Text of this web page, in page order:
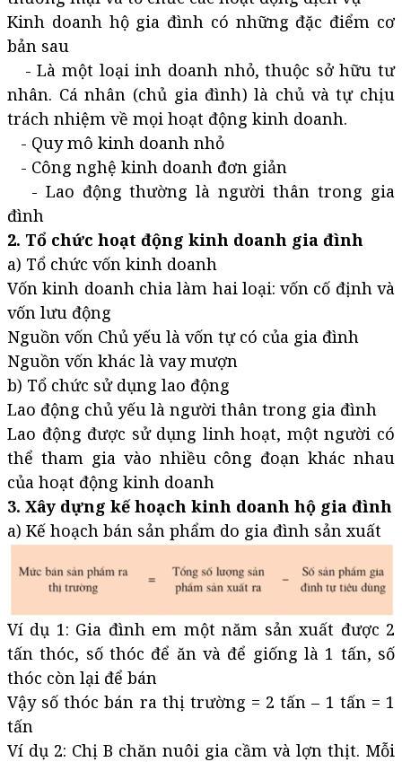
Kinh doanh hộ gia đình có những đặc điểm cơ
bản sau
- Là một loại inh doanh nhỏ, thuộc sở hữu tư
nhân. Cá nhân (chủ gia đình) là chủ và tự chịu
trách nhiệm về mọi hoạt động kinh doanh.
- Quy mô kinh doanh nhỏ
- Công nghệ kinh doanh đơn giản
- Lao động thường là người thân trong gia
đình
2. Tổ chức hoạt động kinh doanh gia đình
a) Tổ chức vốn kinh doanh
Vốn kinh doanh chia làm hai loại: vốn cố định và
vốn lưu động
Nguồn vốn Chủ yếu là vốn tự có của gia đình
Nguồn vốn khác là vay mượn
b) Tổ chức sử dụng lao động
Lao động chủ yếu là người thân trong gia đình
Lao động được sử dụng linh hoạt, một người có
thể tham gia vào nhiều công đoạn khác nhau
của hoạt động kinh doanh
3. Xây dựng kế hoạch kinh doanh hộ gia đình
a) Kế hoạch bán sản phẩm do gia đình sản xuất
Ví dụ 1: Gia đình em một năm sản xuất được 2
tấn thóc, số thóc để ăn và để giống là 1 tấn, số
thóc còn lại để bán
Vậy số thóc bán ra thị trường = 2 tấn – 1 tấn = 1
tấn
Ví dụ 2: Chị B chăn nuôi gia cầm và lợn thịt. Mỗi